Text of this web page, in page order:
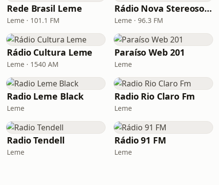
Rede Brasil Leme
Leme · 101.1 FM
Rádio Nova Stereosom
Leme · 96.3 FM
Rádio Cultura Leme
Leme · 1540 AM
Paraíso Web 201
Leme
Radio Leme Black
Leme
Radio Rio Claro Fm
Leme
Radio Tendell
Leme
Rádio 91 FM
Leme